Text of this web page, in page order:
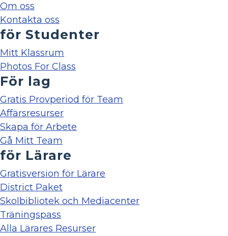
Om oss
Kontakta oss
för Studenter
Mitt Klassrum
Photos For Class
För lag
Gratis Provperiod för Team
Affärsresurser
Skapa för Arbete
Gå Mitt Team
för Lärare
Gratisversion för Lärare
District Paket
Skolbibliotek och Mediacenter
Träningspass
Alla Lärares Resurser